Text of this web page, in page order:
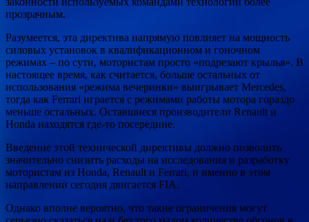
прозрачным.
Разумеется, эта директива напрямую повлияет на мощность
силовых установок в квалификационном и гоночном
режимах – по сути, мотористам просто «подрезают крылья». В
настоящее время, как считается, больше остальных от
использования «режима вечеринки» выигрывает Mercedes,
тогда как Ferrari играется с режимами работы мотора гораздо
меньше остальных. Оставшиеся производители Renault и
Honda находятся где-то посередине.
Введение этой технической директивы должно позволить
значительно снизить расходы на исследования и разработку
мотористам из Honda, Renault и Ferrari, и именно в этом
направлении сегодня двигается FIA.
Однако вполне вероятно, что такие ограничения могут